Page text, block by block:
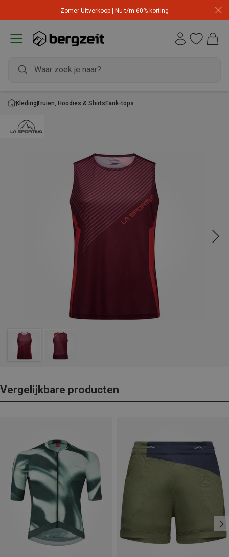
Zomer Uitverkoop | Nu t/m 60% korting
KledingTruien, Hoodies & ShirtsTank-tops
Vergelijkbare producten